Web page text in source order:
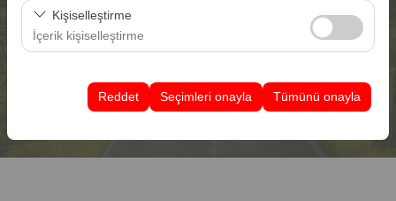
performansını ölçmek ve kullanıcı deneyimini sürekli
iyileştirmek için kullanılır.
Bu çerezler, size ilgi alanlarınıza uygun kişiselleştirilmiş
reklamlar göstermemize ve reklam kampanyalarımızın
etkinliğini (gösterim sayısı, tıklama oranı) ölçmemize
Kişiselleştirme
İçerik kişiselleştirme
ve diğer yapılandırmalarınızı koruyarak, platformdaki
deneyiminizin tutarlılığını ve sürekliliğini sağlamak
Reddet Seçimleri onayla Tümünü onayla
ARAÇ ARA